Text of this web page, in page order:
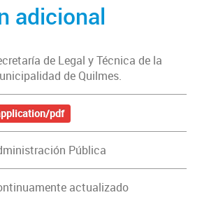
adicional
de Legal y Técnica de la
de Quilmes.
pdf
Pública
actualizado